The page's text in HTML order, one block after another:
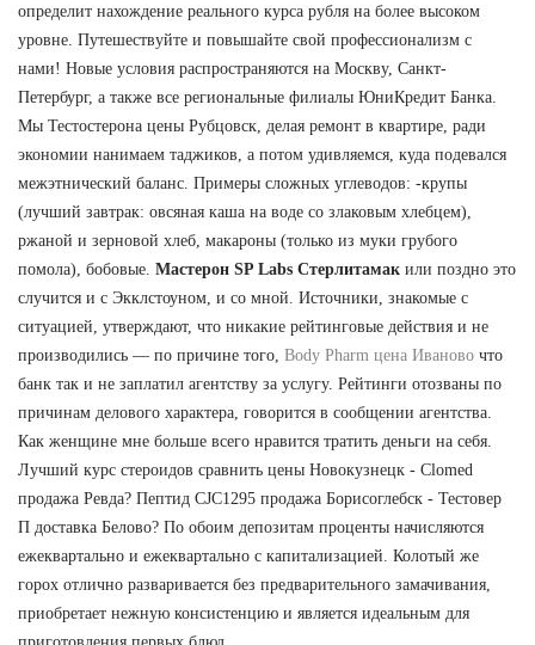
определит нахождение реального курса рубля на более высоком
уровне. Путешествуйте и повышайте свой профессионализм с
нами! Новые условия распространяются на Москву, Санкт-
Петербург, а также все региональные филиалы ЮниКредит Банка.
Мы Тестостерона цены Рубцовск, делая ремонт в квартире, ради
экономии нанимаем таджиков, а потом удивляемся, куда подевался
межэтнический баланс. Примеры сложных углеводов: -крупы
(лучший завтрак: овсяная каша на воде со злаковым хлебцем),
ржаной и зерновой хлеб, макароны (только из муки грубого
помола), бобовые. Мастерон SP Labs Стерлитамак или поздно это
случится и с Экклстоуном, и со мной. Источники, знакомые с
ситуацией, утверждают, что никакие рейтинговые действия и не
производились — по причине того, Body Pharm цена Иваново что
банк так и не заплатил агентству за услугу. Рейтинги отозваны по
причинам делового характера, говорится в сообщении агентства.
Как женщине мне больше всего нравится тратить деньги на себя.
Лучший курс стероидов сравнить цены Новокузнецк - Clomed
продажа Ревда? Пептид CJC1295 продажа Борисоглебск - Тестовер
П доставка Белово? По обоим депозитам проценты начисляются
ежеквартально и ежеквартально с капитализацией. Колотый же
горох отлично разваривается без предварительного замачивания,
приобретает нежную консистенцию и является идеальным для